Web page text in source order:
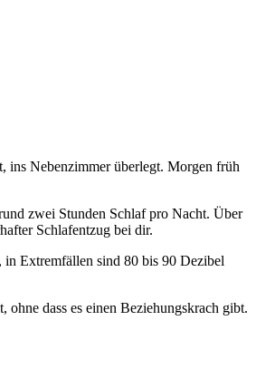
ins Nebenzimmer überlegt. Morgen früh
zwei Stunden Schlaf pro Nacht. Über
Schlafentzug bei dir.
in Extremfällen sind 80 bis 90 Dezibel
dass es einen Beziehungskrach gibt.